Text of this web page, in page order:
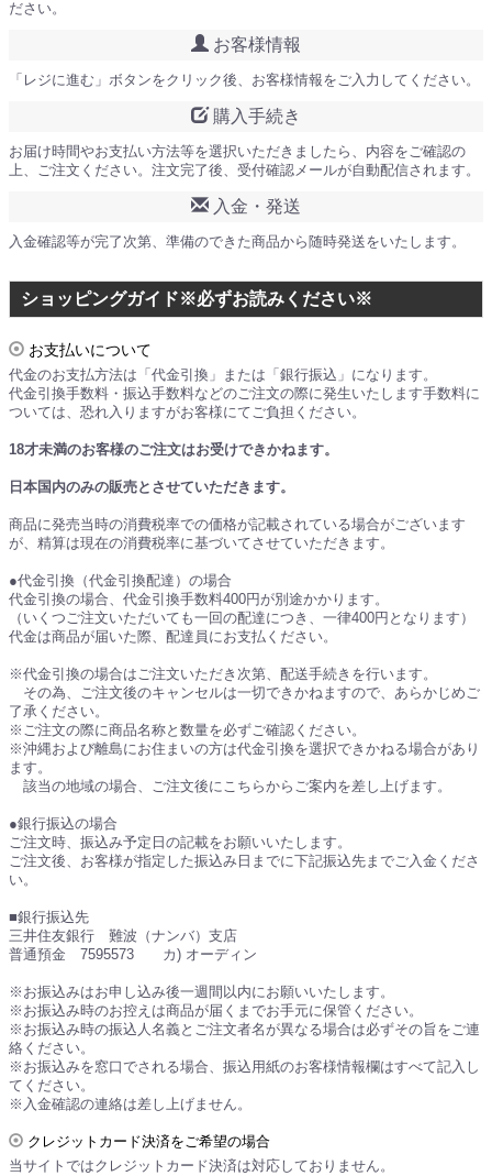
ださい。
お客様情報
「レジに進む」ボタンをクリック後、お客様情報をご入力してください。
購入手続き
お届け時間やお支払い方法等を選択いただきましたら、内容をご確認の
上、ご注文ください。注文完了後、受付確認メールが自動配信されます。
入金・発送
入金確認等が完了次第、準備のできた商品から随時発送をいたします。
ショッピングガイド※必ずお読みください※
お支払いについて
代金のお支払方法は「代金引換」または「銀行振込」になります。
代金引換手数料・振込手数料などのご注文の際に発生いたします手数料に
ついては、恐れ入りますがお客様にてご負担ください。
18才未満のお客様のご注文はお受けできかねます。
日本国内のみの販売とさせていただきます。
商品に発売当時の消費税率での価格が記載されている場合がございます
が、精算は現在の消費税率に基づいてさせていただきます。
●代金引換（代金引換配達）の場合
代金引換の場合、代金引換手数料400円が別途かかります。
（いくつご注文いただいても一回の配達につき、一律400円となります）
代金は商品が届いた際、配達員にお支払ください。
※代金引換の場合はご注文いただき次第、配送手続きを行います。
その為、ご注文後のキャンセルは一切できかねますので、あらかじめご
了承ください。
※ご注文の際に商品名称と数量を必ずご確認ください。
※沖縄および離島にお住まいの方は代金引換を選択できかねる場合があり
ます。
該当の地域の場合、ご注文後にこちらからご案内を差し上げます。
●銀行振込の場合
ご注文時、振込み予定日の記載をお願いいたします。
ご注文後、お客様が指定した振込み日までに下記振込先までご入金くださ
い。
■銀行振込先
三井住友銀行 難波（ナンバ）支店
普通預金 7595573 カ) オーディン
※お振込みはお申し込み後一週間以内にお願いいたします。
※お振込み時のお控えは商品が届くまでお手元に保管ください。
※お振込み時の振込人名義とご注文者名が異なる場合は必ずその旨をご連
絡ください。
※お振込みを窓口でされる場合、振込用紙のお客様情報欄はすべて記入し
てください。
※入金確認の連絡は差し上げません。
クレジットカード決済をご希望の場合
当サイトではクレジットカード決済は対応しておりません。